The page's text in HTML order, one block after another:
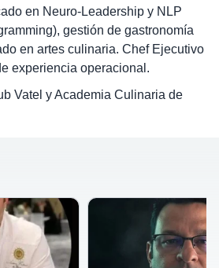
en Neuro-Leadership y NLP
gestión de gastronomía
en artes culinaria. Chef Ejecutivo
experiencia operacional.
Vatel y Academia Culinaria de